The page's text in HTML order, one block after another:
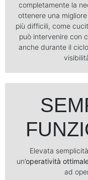
completamente la
ottenere una
più difficili, come
può intervenire con
anche durante il
Elevata
un’operatività
ad